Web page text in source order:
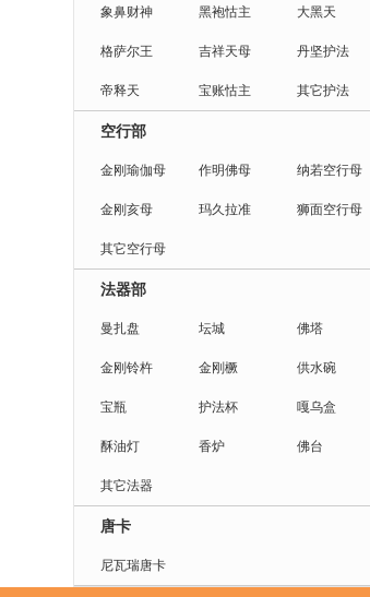
象鼻财神 黑袍怙主 大黑天
格萨尔王 吉祥天母 丹坚护法
帝释天 宝账怙主 其它护法
空行部
金刚瑜伽母 作明佛母 纳若空行母
金刚亥母 玛久拉准 狮面空行母
其它空行母
法器部
曼扎盘 坛城 佛塔
金刚铃杵 金刚橛 供水碗
宝瓶 护法杯 嘎乌盒
酥油灯 香炉 佛台
其它法器
唐卡
尼瓦瑞唐卡